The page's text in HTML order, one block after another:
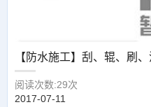
【防水施工】刮、辊、刷、
阅读次数:29次
2017-07-11